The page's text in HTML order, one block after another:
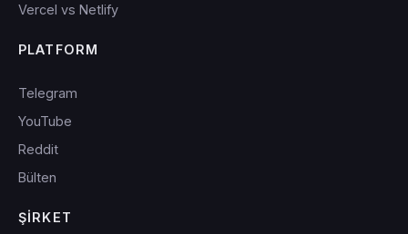
Vercel vs Netlify
PLATFORM
Telegram
YouTube
Reddit
Bülten
ŞIRKET